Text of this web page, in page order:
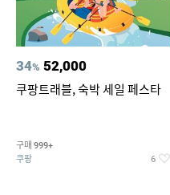
34% 52,000
쿠팡트래블, 숙박 세일 페스타
구매 999+
쿠팡 6